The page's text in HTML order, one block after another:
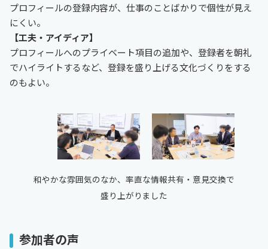
プロフィールの登録内容が、仕事のことばかりで個性が見え
にくい。
【工夫・アイディア】
プロフィールへのプライベート項目の追加や、登録者を朝礼
でハイライトするなど、登録を盛り上げる文化づくりをする
のもよい。
和やかな雰囲気のなか、率直な情報共有・意見交換で
盛り上がりました
参加者の声